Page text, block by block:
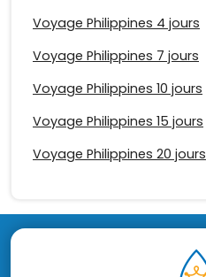
Voyage Philippines 4 jours
Voyage Philippines 7 jours
Voyage Philippines 10 jours
Voyage Philippines 15 jours
Voyage Philippines 20 jours